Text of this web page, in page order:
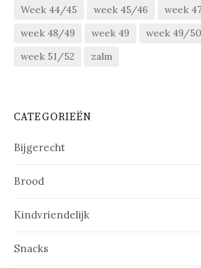
Week 44/45
week 45/46
week
week 48/49
week 49 week 49/50
week 51/52
zalm
CATEGORIEËN
Bijgerecht
Brood
Kindvriendelijk
Snacks